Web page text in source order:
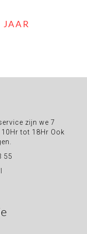
zijn we 7
tot 18Hr Ook
55